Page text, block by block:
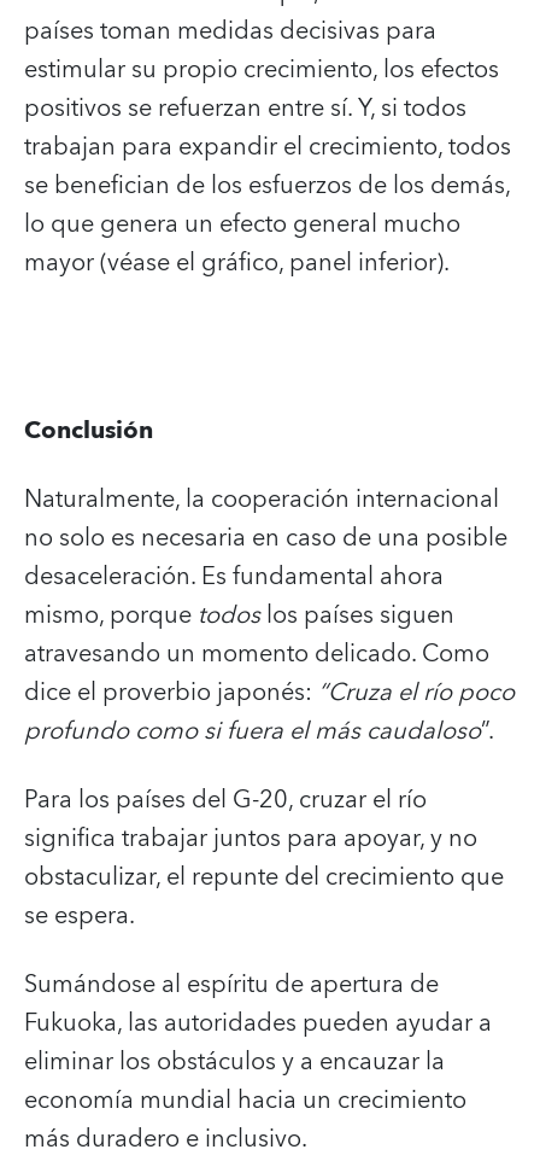
países toman medidas decisivas para
estimular su propio crecimiento, los efectos
positivos se refuerzan entre sí. Y, si todos
trabajan para expandir el crecimiento, todos
se benefician de los esfuerzos de los demás,
lo que genera un efecto general mucho
mayor (véase el gráfico, panel inferior).
Conclusión
Naturalmente, la cooperación internacional
no solo es necesaria en caso de una posible
desaceleración. Es fundamental ahora
mismo, porque todoslos países siguen
atravesando un momento delicado. Como
dice el proverbio japonés: “Cruza el río poco
profundo como si fuera el más caudaloso”.
Para los países del G-20, cruzar el río
significa trabajar juntos para apoyar, y no
obstaculizar, el repunte del crecimiento que
se espera.
Sumándose al espíritu de apertura de
Fukuoka, las autoridades pueden ayudar a
eliminar los obstáculos y a encauzar la
economía mundial hacia un crecimiento
más duradero e inclusivo.